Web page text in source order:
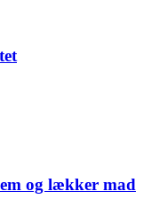
og lækker mad